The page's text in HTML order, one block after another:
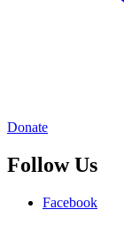
Donate
Follow Us
Facebook